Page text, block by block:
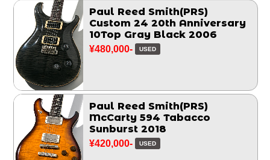
Paul Reed Smith(PRS)
Custom 24 20th Anniversary
10Top Gray Black 2006
¥480,000- USED
Paul Reed Smith(PRS)
McCarty 594 Tabacco
Sunburst 2018
¥420,000- USED